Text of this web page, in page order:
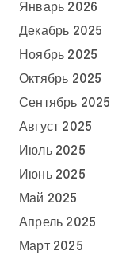
Январь 2026
Декабрь 2025
Ноябрь 2025
Октябрь 2025
Сентябрь 2025
Август 2025
Июль 2025
Июнь 2025
Май 2025
Апрель 2025
Март 2025